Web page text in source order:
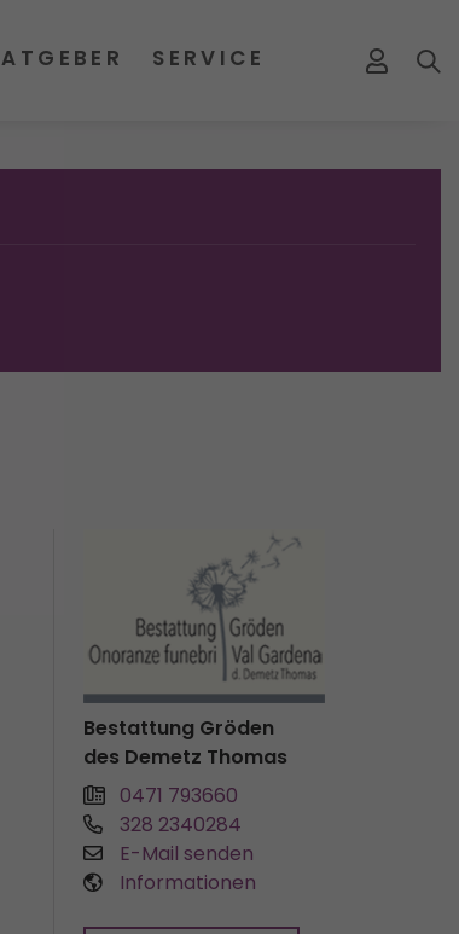
Bestattung Gröden
des Demetz Thomas
0471 793660
328 2340284
E-Mail senden
Informationen
SERVICE